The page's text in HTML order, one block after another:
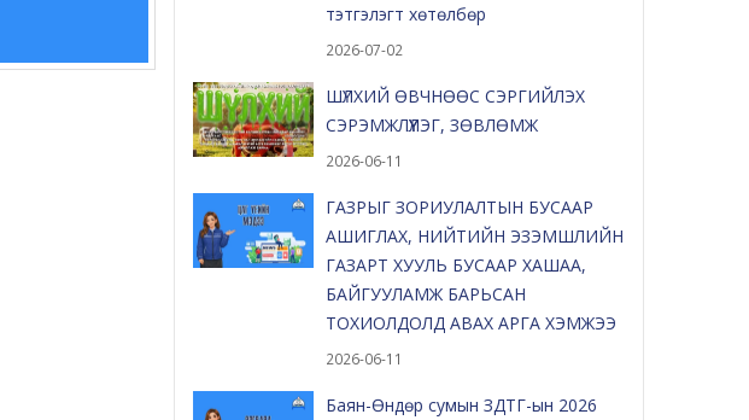
тэтгэлэгт хөтөлбөр
2026-07-02
ШҮЛХИЙ ӨВЧНӨӨС СЭРГИЙЛЭХ
СЭРЭМЖЛҮҮЛЭГ, ЗӨВЛӨМЖ
2026-06-11
ГАЗРЫГ ЗОРИУЛАЛТЫН БУСААР
АШИГЛАХ, НИЙТИЙН ЭЗЭМШЛИЙН
ГАЗАРТ ХУУЛЬ БУСААР ХАШАА,
БАЙГУУЛАМЖ БАРЬСАН
ТОХИОЛДОЛД АВАХ АРГА ХЭМЖЭЭ
2026-06-11
Баян-Өндөр сумын ЗДТГ-ын 2026